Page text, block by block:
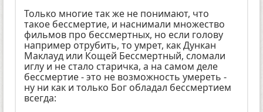
Только многие так же не понимают, что
такое бессмертие, и наснимали множество
фильмов про бессмертных, но если голову
например отрубить, то умрет, как Дункан
Маклауд или Кощей Бессмертный, сломали
иглу и не стало старичка, а на самом деле
бессмертие - это не возможность умереть -
ну ни как и только Бог обладал бессмертием
всегда: